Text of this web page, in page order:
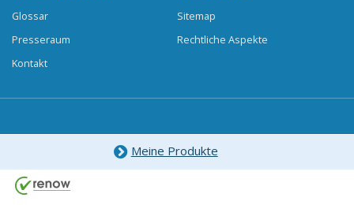
Glossar
Presseraum
Kontakt
Sitemap
Rechtliche Aspekte
Meine Produkte